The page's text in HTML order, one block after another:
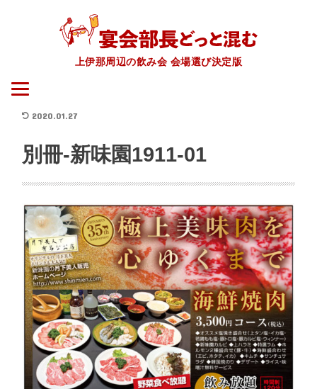
上伊那周辺の飲み会 会場選び決定版
2020.01.27
別冊-新味園1911-01